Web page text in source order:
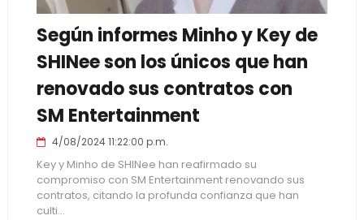
Según informes Minho y Key de
SHINee son los únicos que han
renovado sus contratos con
SM Entertainment
4/08/2024 11:22:00 p.m.
Key y Minho de SHINee han reafirmado su
compromiso con SM Entertainment renovando sus
contratos, citando la profunda confianza que han
culti...